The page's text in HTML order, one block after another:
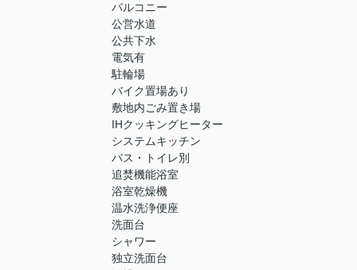
バルコニー
公営水道
公共下水
電気有
駐輪場
バイク置場あり
敷地内ごみ置き場
IHクッキングヒーター
システムキッチン
バス・トイレ別
追焚機能浴室
浴室乾燥機
温水洗浄便座
洗面台
シャワー
独立洗面台